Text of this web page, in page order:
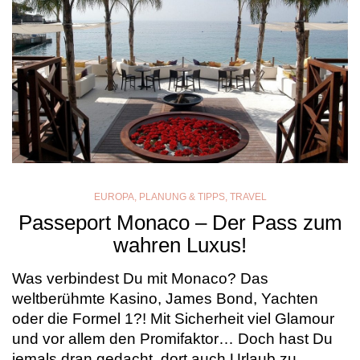
EUROPA, PLANUNG & TIPPS, TRAVEL
Passeport Monaco – Der Pass zum
wahren Luxus!
Was verbindest Du mit Monaco? Das
weltberühmte Kasino, James Bond, Yachten
oder die Formel 1?! Mit Sicherheit viel Glamour
und vor allem den Promifaktor… Doch hast Du